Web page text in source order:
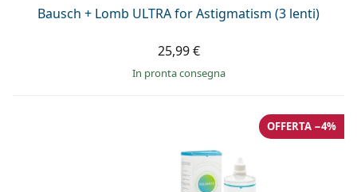
Bausch + Lomb ULTRA for Astigmatism (3 lenti)
25,99 €
in pronta consegna
OFFERTA −4%